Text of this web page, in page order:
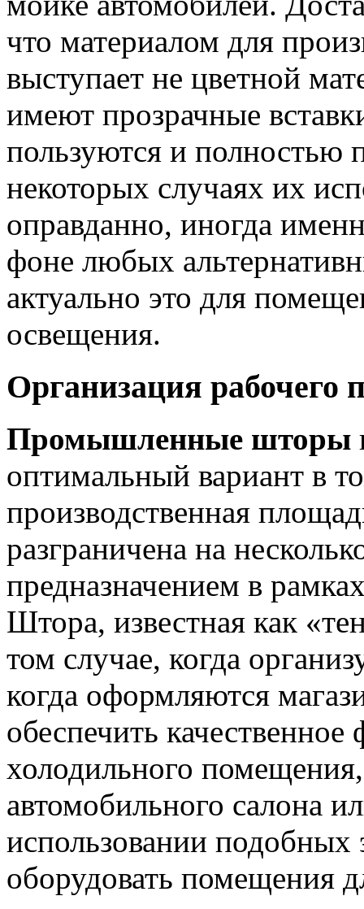
что материалом для
выступает не цветной
имеют прозрачные
пользуются и полностью
некоторых случаях их
оправданно, иногда
фоне любых
актуально это для
освещения.
Организация рабочего
Промышленные шторы
оптимальный вариант в
производственная
разграничена на
предназначением в
Штора, известная как
том случае, когда
когда оформляются
обеспечить
холодильного
автомобильного салона
использовании подобных
оборудовать помещения